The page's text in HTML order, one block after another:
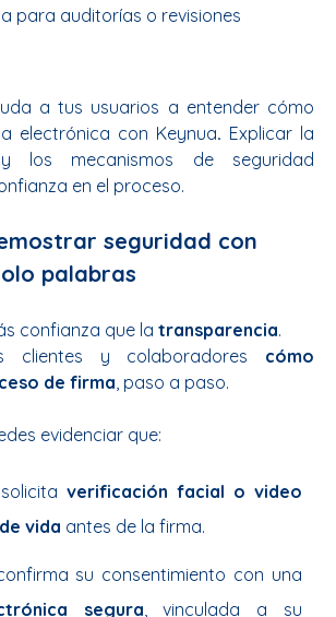
para auditorías o revisiones
a tus usuarios a entender cómo
electrónica con Keynua. Explicar la
los mecanismos de seguridad
en el proceso.
seguridad con
palabras
confianza que la transparencia.
clientes y colaboradores cómo
de firma, paso a paso.
evidenciar que:
verificación facial o video
vida antes de la firma.
su consentimiento con una
segura , vinculada a su